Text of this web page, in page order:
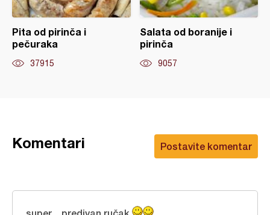
Pita od pirinča i
pečuraka
37915
Salata od boranije i
pirinča
9057
Postavite komentar
Komentari